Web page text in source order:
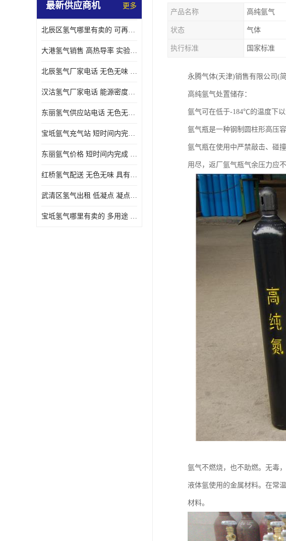
最新供应商机 更多
北辰区氢气哪里有卖的 可再生 实验室应用
大港氢气销售 高热导率 实验室应用
北辰氢气厂家电话 无色无味 凝点为-259
汉沽氢气厂家电话 能源密度高 储存和传输便利
东丽氢气供应站电话 无色无味 储存和传输便利
宝坻氩气充气站 短时间内完成 人员经过培训
东丽氩气价格 短时间内完成 物流管理优良
红桥氢气配送 无色无味 具有较低的密度
武清区氢气出租 低凝点 凝点为-259
宝坻氢气哪里有卖的 多用途 可以在空气中上升
产品名称 高纯氩气
状态 气体
执行标准 国家标准
永腾气体(天津)销售有限公司(
高纯氩气处置储存：
氩气可在低于-184℃的温度下
氩气瓶是一种钢制圆柱形高压
氩气瓶在使用中严禁敲击、碰
用尽，返厂氩气瓶气余压力应
氩气不燃烧，也不助燃。无毒
液体氩使用的金属材料。在常
材料。